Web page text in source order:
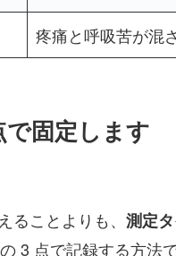
疼痛と呼吸苦が混
固定します
ことよりも、 測定
3 点で記録する方法で